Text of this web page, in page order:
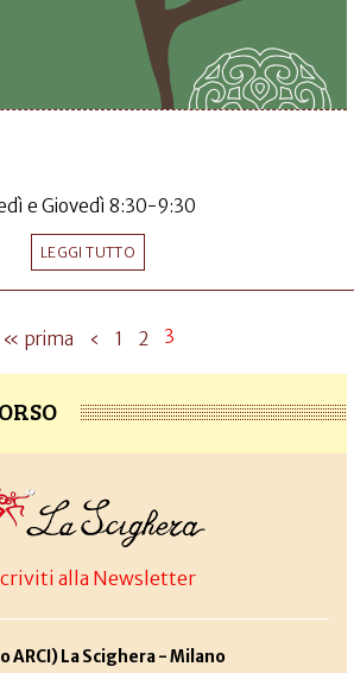
e Giovedì 8:30-9:30
LEGGI TUTTO
« prima ‹ 1 2 3
alla Newsletter
ARCI) La Scighera - Milano